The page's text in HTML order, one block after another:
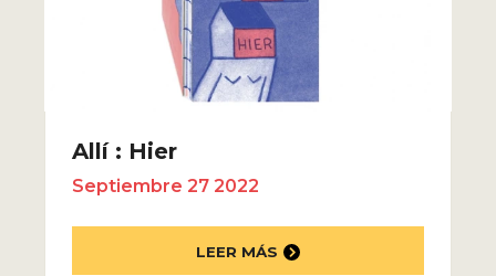
Allí : Hier
Septiembre 27 2022
LEER MÁS